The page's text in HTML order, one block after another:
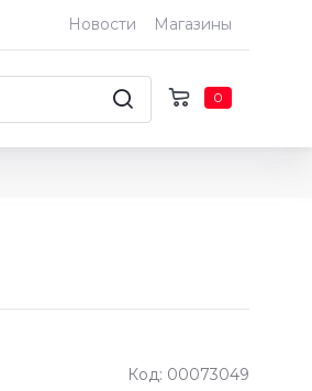
Новости Магазины
0
Код: 00073049